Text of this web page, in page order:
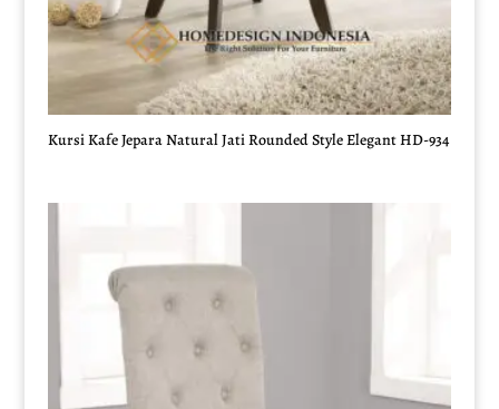
Kursi Kafe Jepara Natural Jati Rounded Style Elegant HD-934